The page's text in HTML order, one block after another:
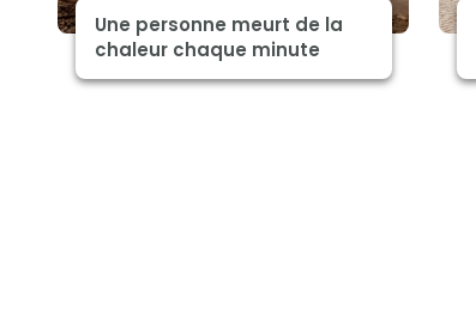
Une personne meurt de la
chaleur chaque minute